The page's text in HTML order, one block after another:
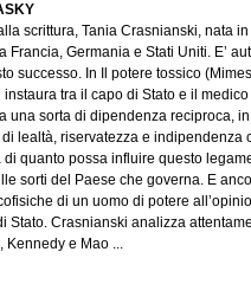
scrittura, Tania Crasnianski, nata
Francia, Germania e Stati Uniti. E’
successo. In Il potere tossico
tra il capo di Stato e il
una sorta di dipendenza reciproca,
lealtà, riservatezza e
quanto possa influire questo
sorti del Paese che governa. E
di un uomo di potere
Stato. Crasnianski analizza
Kennedy e Mao ...